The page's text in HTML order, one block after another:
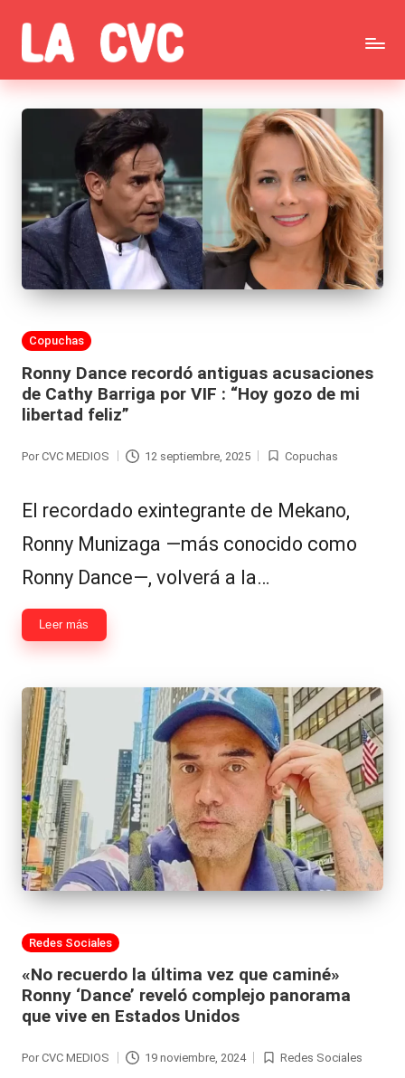
Saltar
al
contenido
C
o
u
c
h
a
s
y
F
ar
á
n
ul
a
C
hi
le
n
a
🔥
R
e
al
it
y
s,
T
V
y
R
Todas
las
noticias
de
la
farándula,
Realitys,
Brava,
Gran
Hermano
-
-
Exclusivas
-
Tv
y
redes
-
lacvc.com
-
Publicada
Copuchas
Ronny Dance recordó antiguas acusaciones
de Cathy Barriga por VIF : “Hoy gozo de mi
libertad feliz”
Publicado
Por CVC MEDIOS 12 septiembre, 2025
Publicada
Copuchas
El recordado exintegrante de Mekano,
Ronny Munizaga —más conocido como
Ronny Dance—, volverá a la…
Leer más
Publicada
Redes Sociales
«No recuerdo la última vez que caminé»
Ronny ‘Dance’ reveló complejo panorama
que vive en Estados Unidos
Por CVC MEDIOS 19 noviembre, 2024
Publicada
Redes Sociales